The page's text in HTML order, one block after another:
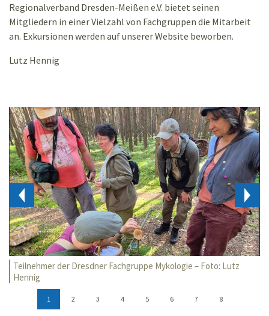
Regionalverband Dresden-Meißen e.V. bietet seinen
Mitgliedern in einer Vielzahl von Fachgruppen die Mitarbeit
an. Exkursionen werden auf unserer Website beworben.
Lutz Hennig
Teilnehmer der Dresdner Fachgruppe Mykologie – Foto: Lutz
Hennig
1 2 3 4 5 6 7 8